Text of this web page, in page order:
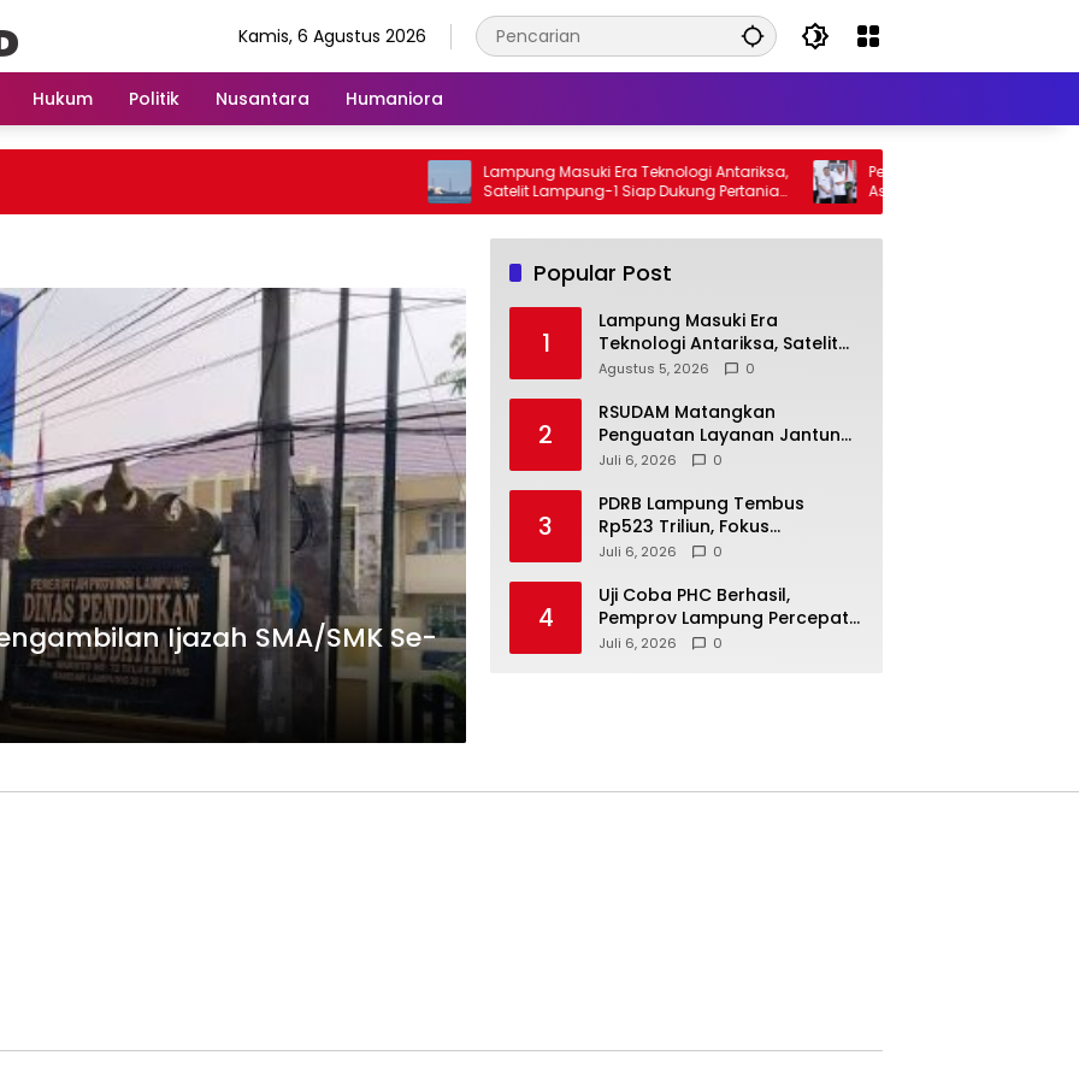
Kamis, 6 Agustus 2026
Hukum Politik Nusantara Humaniora
Lampung Masuki Era Teknologi Antariksa,
Satelit Lampung-1 Siap Dukung Pertanian
Berbasis AI
Pemkot Gandeng BPN Percepat
Aset, Warga Kurang Mampu Jadi
Prioritas Sertifikasi Tanah
Ijazah SMA/SMK Se-
Popular Post
1
Lampung Masuki Era
Teknologi Antariksa, Satelit
Lampung-1 Siap Dukung
Agustus 5, 2026 0
2
RSUDAM Matangkan
Penguatan Layanan Jantung,
Tingkatkan Akses dan
Juli 6, 2026 0
3
PDRB Lampung Tembus
Rp523 Triliun, Fokus
Pemerintah Kini Tekan
Juli 6, 2026 0
4
Uji Coba PHC Berhasil,
Pemprov Lampung Percepat
Inovasi untuk Petani
Juli 6, 2026 0